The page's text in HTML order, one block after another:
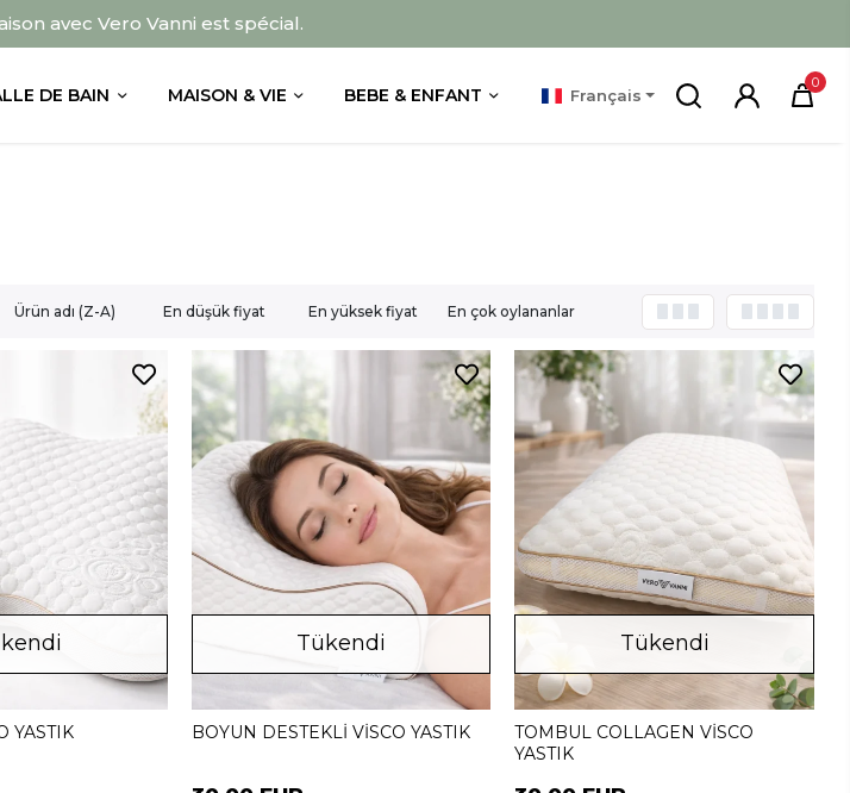
avec Vero Vanni est spécial.
DE BAIN MAISON & VIE BEBE & ENFANT Français
0
Ürün adı (Z-A) En düşük fiyat En yüksek fiyat En çok oylananlar
YASTIK
Tükendi
BOYUN DESTEKLİ VİSCO YASTIK
Tükendi
TOMBUL COLLAGEN VİSCO
YASTIK